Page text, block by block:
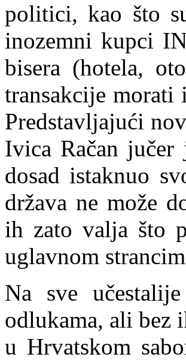
politici, kao što
inozemni kupci
bisera (hotela,
transakcije
Predstavljajući
Ivica Račan
dosad istaknuo
država ne može
ih zato valja što
uglavnom
Na sve
odlukama, ali bez
u Hrvatskom